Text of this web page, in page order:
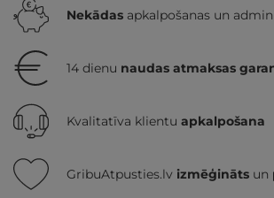
Nekādas apkalpošanas un
14 dienu naudas atmaksas
Kvalitatīva klientu apkalpošana
GribuAtpusties.lv izmēģināts un